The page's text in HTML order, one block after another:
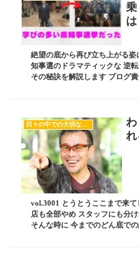
乗
は
絶望の底から再び立ち上がる
知事選のドラマティックな 逆
その秘訣を解説します ブログ
日々の中での大切な気付き
わ
れ
vol.3001 とうとうここまで来
店も全部やめ スタッフにも分
そんな時に 今までのどん底で